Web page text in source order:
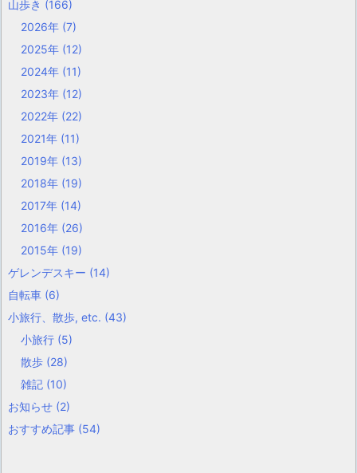
山歩き (166)
2026年 (7)
2025年 (12)
2024年 (11)
2023年 (12)
2022年 (22)
2021年 (11)
2019年 (13)
2018年 (19)
2017年 (14)
2016年 (26)
2015年 (19)
ゲレンデスキー (14)
自転車 (6)
小旅行、散歩, etc. (43)
小旅行 (5)
散歩 (28)
雑記 (10)
お知らせ (2)
おすすめ記事 (54)